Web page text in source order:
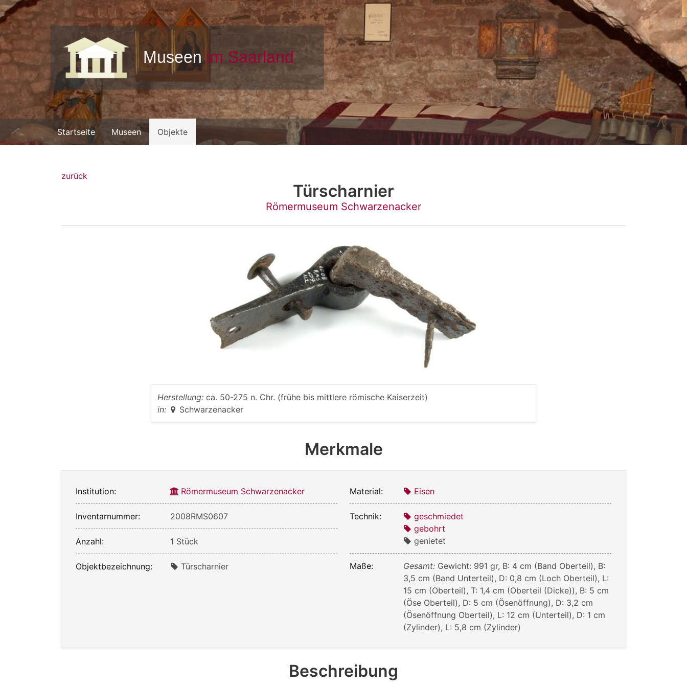
Startseite Museen Objekte
zurück
Türscharnier
Römermuseum Schwarzenacker
Herstellung: ca. 50-275 n. Chr. (frühe bis mittlere römische Kaiserzeit)
in:
Schwarzenacker
Merkmale
Institution: Römermuseum Schwarzenacker
Inventarnummer: 2008RMS0607
Anzahl: 1 Stück
Objektbezeichnung: Türscharnier
Material: Eisen
Technik:
geschmiedet
gebohrt
genietet
Maße: Gesamt: Gewicht: 991 gr, B: 4 cm (Band Oberteil), B:
3,5 cm (Band Unterteil), D: 0,8 cm (Loch Oberteil), L:
15 cm (Oberteil), T: 1,4 cm (Oberteil (Dicke)), B: 5 cm
(Öse Oberteil), D: 5 cm (Ösenöffnung), D: 3,2 cm
(Ösenöffnung Oberteil), L: 12 cm (Unterteil), D: 1 cm
(Zylinder), L: 5,8 cm (Zylinder)
Beschreibung